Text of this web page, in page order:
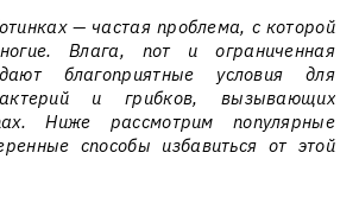
— частая проблема, с которой
Влага, пот и ограниченная
благоприятные условия для
и грибков, вызывающих
Ниже рассмотрим популярные
способы избавиться от этой